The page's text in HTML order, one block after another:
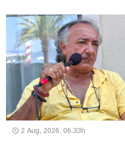
2 Aug, 2026. 06:33h